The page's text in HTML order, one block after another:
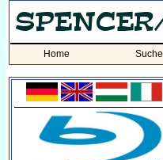
Home Suche